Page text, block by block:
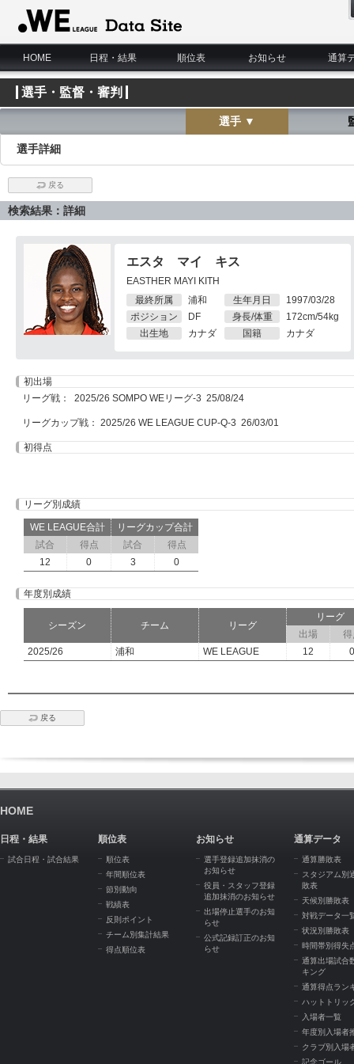
WE LEAGUE Data Site
HOME
日程・結果 順位表 お知らせ 通算
選手・監督・審判
選手 ▼
選手詳細
戻る
検索結果：詳細
エスタ マイ キス
EASTHER MAYI KITH
最終所属
浦和
ポジション
DF
出生地
カナダ
生年月日
1997/03/28
身長/体重
172cm/54kg
国籍
カナダ
初出場
リーグ戦： 2025/26 SOMPO WEリーグ-3 25/08/24
リーグカップ戦： 2025/26 WE LEAGUE CUP-Q-3 26/03/01
初得点
リーグ別成績
WE LEAGUE合計
リーグカップ合計
試合
得点 試合
得点
12
0 3 0
年度別成績
シーズン チーム リーグ
リーグ
出場
得
2025/26
浦和 WE LEAGUE 12 0
戻る
HOME
日程・結果
試合日程・試合結果
順位表
順位表
年間順位表
節別動向
戦績表
反則ポイント
チーム別集計結果
得点順位表
お知らせ
選手登録追加抹消の
お知らせ
役員・スタッフ登録
追加抹消のお知らせ
出場停止選手のお知
らせ
公式記録訂正のお知
らせ
通算データ
通算勝敗表
スタジアム別
敗表
天候別勝敗表
対戦データ一
状況別勝敗表
時間帯別得失
通算出場試合
キング
通算得点ラン
ハットトリッ
入場者一覧
年度別入場者
クラブ別入場
記念ゴール